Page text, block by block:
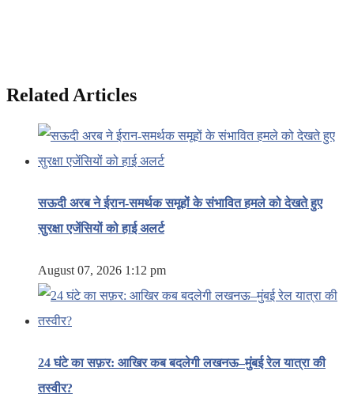
Related Articles
सऊदी अरब ने ईरान-समर्थक समूहों के संभावित हमले को देखते हुए
सुरक्षा एजेंसियों को हाई अलर्ट
August 07, 2026 1:12 pm
24 घंटे का सफ़र: आखिर कब बदलेगी लखनऊ–मुंबई रेल यात्रा की
तस्वीर?